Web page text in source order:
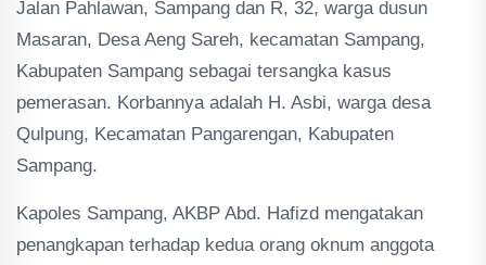
Jalan Pahlawan, Sampang dan R, 32, warga dusun
Masaran, Desa Aeng Sareh, kecamatan Sampang,
Kabupaten Sampang sebagai tersangka kasus
pemerasan. Korbannya adalah H. Asbi, warga desa
Qulpung, Kecamatan Pangarengan, Kabupaten
Sampang.
Kapoles Sampang, AKBP Abd. Hafizd mengatakan
penangkapan terhadap kedua orang oknum anggota